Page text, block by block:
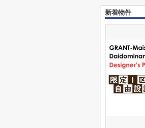
新着物件